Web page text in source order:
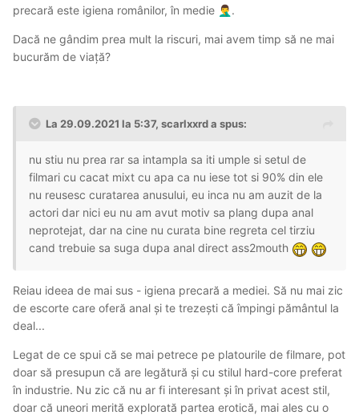
precară este igiena românilor, în medie 🤦‍♂️ .
Dacă ne gândim prea mult la riscuri, mai avem timp să ne mai
bucurăm de viață?
La 29.09.2021 la 5:37, scarlxxrda spus:
nu stiu nu prea rar sa intampla sa iti umple si setul de
filmari cu cacat mixt cu apa ca nu iese tot si 90% din ele
nu reusesc curatarea anusului, eu inca nu am auzit de la
actori dar nici eu nu am avut motiv sa plang dupa anal
neprotejat, dar na cine nu curata bine regreta cel tirziu
cand trebuie sa suga dupa anal direct ass2mouth
Reiau ideea de mai sus - igiena precară a mediei. Să nu mai zic
de escorte care oferă anal și te trezești că împingi pământul la
deal...
Legat de ce spui că se mai petrece pe platourile de filmare, pot
doar să presupun că are legătură și cu stilul hard-core preferat
în industrie. Nu zic că nu ar fi interesant și în privat acest stil,
doar că uneori merită explorată partea erotică, mai ales cu o